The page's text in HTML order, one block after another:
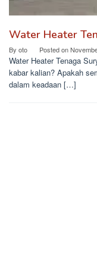
Water Heater
By oto Posted on
Water Heater Tenaga
kabar kalian? Apakah
dalam keadaan […]